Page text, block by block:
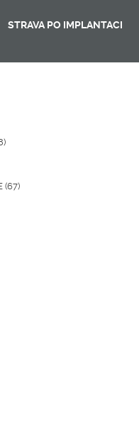
STRAVA PO IMPLANTACI
(67)